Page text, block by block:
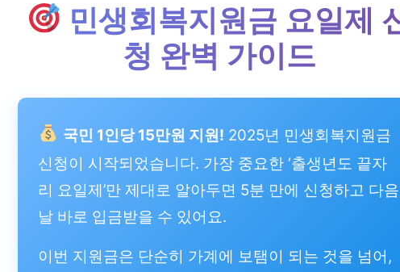
민생회복지원금 요일제
청 완벽 가이드
국민 1인당 15만원 지원! 2025년 민생회복지원금
신청이 시작되었습니다. 가장 중요한 ‘출생년도 끝자
리 요일제’만 제대로 알아두면 5분 만에 신청하고 다음
날 바로 입금받을 수 있어요.
이번 지원금은 단순히 가계에 보탬이 되는 것을 넘어,